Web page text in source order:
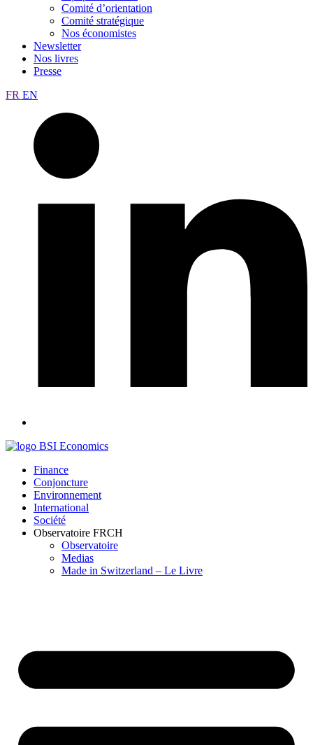
Comité d’orientation
Comité stratégique
Nos économistes
Newsletter
Nos livres
Presse
FR EN
Finance
Conjoncture
Environnement
International
Société
Observatoire FRCH
Observatoire
Medias
Made in Switzerland – Le Livre